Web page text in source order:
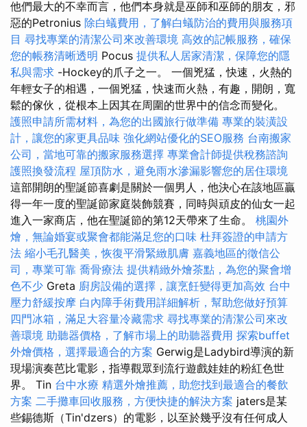
他們最大的不幸而言，他們本身就是巫師和巫師的朋友，邪
惡的Petronius 除白蟻費用，了解白蟻防治的費用與服務項
目 尋找專業的清潔公司來改善環境 高效的記帳服務，確保
您的帳務清晰透明 Pocus 提供私人居家清潔，保障您的隱
私與需求 -Hockey的爪子之一。 一個兇猛，快速，火熱的
年輕女子的相遇，一個兇猛，快速而火熱，有趣，開朗，寬
鬆的傢伙，從根本上因其在周圍的世界中的信念而變化。
護照申請所需材料，為您的出國旅行做準備 專業的裝潢設
計，讓您的家更具品味 強化網站優化的SEO服務 台南搬家
公司，當地可靠的搬家服務選擇 專業會計師提供稅務諮詢
護照換發流程 屋頂防水，避免雨水滲漏影響您的居住環境
這部開朗的聖誕節喜劇是關於一個男人，他決心在該地區贏
得一年一度的聖誕節家庭裝飾競賽，同時與頑皮的仙女一起
進入一家商店，他在聖誕節的第12天帶來了生命。 桃園外
燴，無論婚宴或聚會都能滿足您的口味 杜拜簽證的申請方
法 縮小毛孔醫美，恢復平滑緊緻肌膚 嘉義地區的徵信公
司，專業可靠 喬骨療法 提供精緻外燴茶點，為您的聚會增
色不少 Greta 廚房設備的選擇，讓烹飪變得更加高效 台中
壓力舒緩按摩 白內障手術費用詳細解析，幫助您做好預算
四門冰箱，滿足大容量冷藏需求 尋找專業的清潔公司來改
善環境 助聽器價格，了解市場上的助聽器費用 探索buffet
外燴價格，選擇最適合的方案 Gerwig是Ladybird導演的新
現場演奏芭比電影，指導觀眾到流行遊戲娃娃的粉紅色世
界。 Tin 台中水療 精選外燴推薦，助您找到最適合的餐飲
方案 二手攤車回收服務，方便快捷的解決方案 jaters是某
些錫德斯（Tin'dzers）的電影，以至於幾乎沒有任何成人